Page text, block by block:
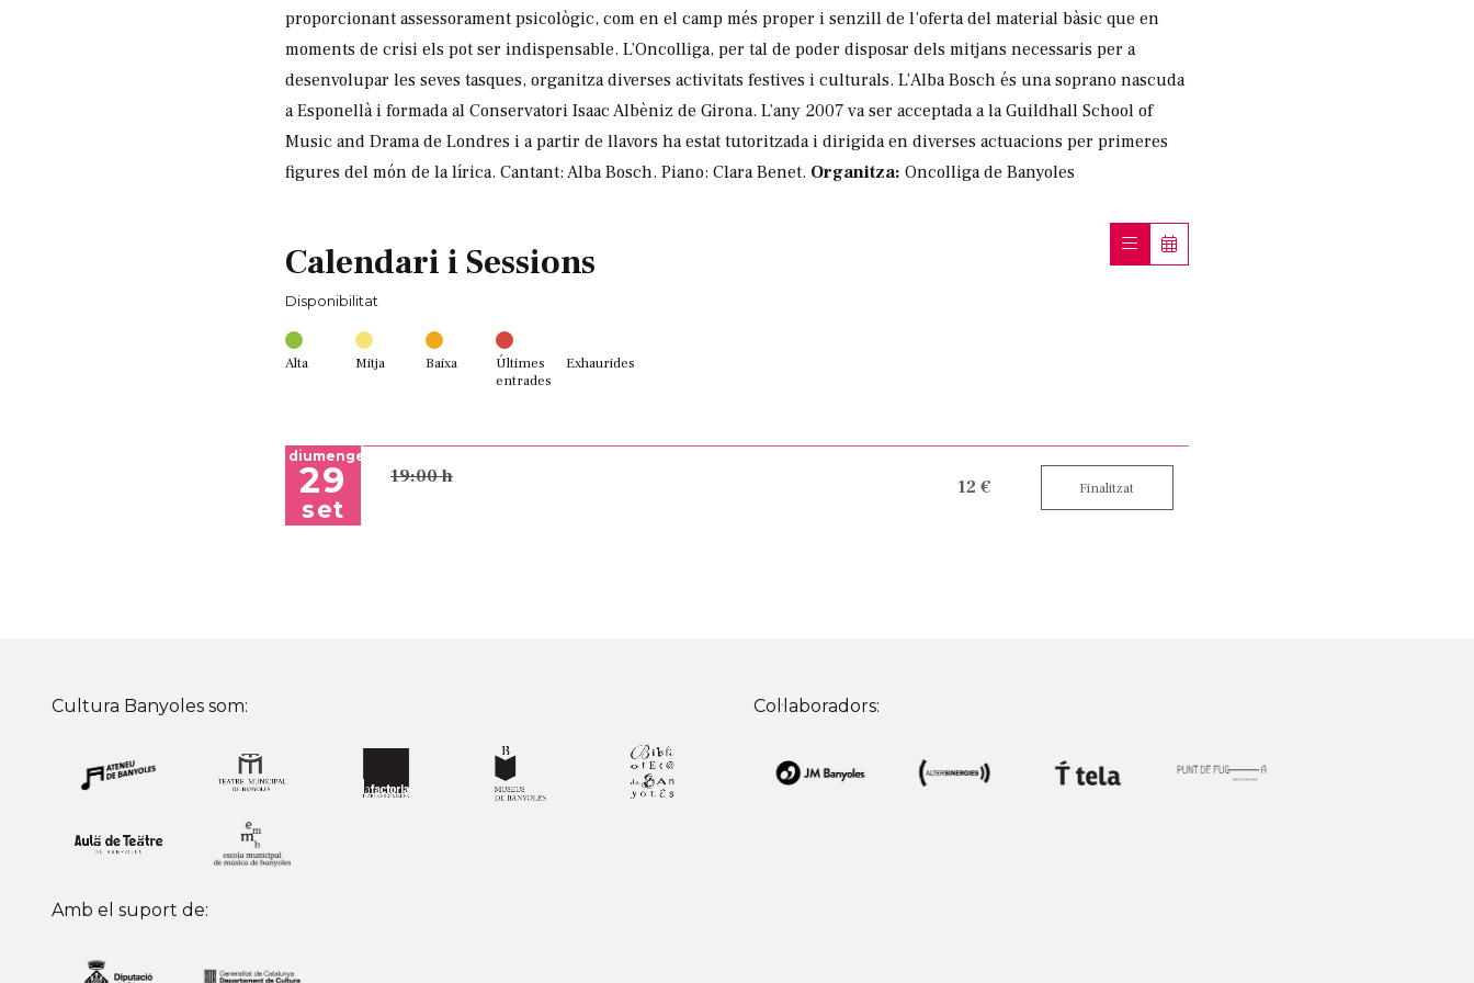
proporcionant assessorament psicològic, com en el camp més proper i senzill de l’oferta del material bàsic que en
moments de crisi els pot ser indispensable. L’Oncolliga, per tal de poder disposar dels mitjans necessaris per a
desenvolupar les seves tasques, organitza diverses activitats festives i culturals. L’Alba Bosch és una soprano nascuda
a Esponellà i formada al Conservatori Isaac Albèniz de Girona. L’any 2007 va ser acceptada a la Guildhall School of
Music and Drama de Londres i a partir de llavors ha estat tutoritzada i dirigida en diverses actuacions per primeres
figures del món de la lírica. Cantant: Alba Bosch. Piano: Clara Benet. Organitza: Oncolliga de Banyoles
Calendari i Sessions
Disponibilitat
Alta Mitja Baixa
Últimes
entrades
Exhaurides
diumenge
29
set
19:00 h 12 € Finalitzat
Cultura Banyoles som:
Amb el suport de:
Col·laboradors: